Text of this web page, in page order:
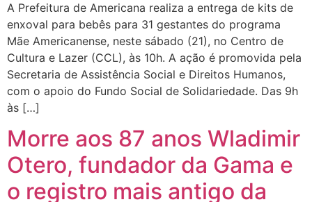
A Prefeitura de Americana realiza a entrega de kits de
enxoval para bebês para 31 gestantes do programa
Mãe Americanense, neste sábado (21), no Centro de
Cultura e Lazer (CCL), às 10h. A ação é promovida pela
Secretaria de Assistência Social e Direitos Humanos,
com o apoio do Fundo Social de Solidariedade. Das 9h
às […]
Morre aos 87 anos Wladimir
Otero, fundador da Gama e
o registro mais antigo da